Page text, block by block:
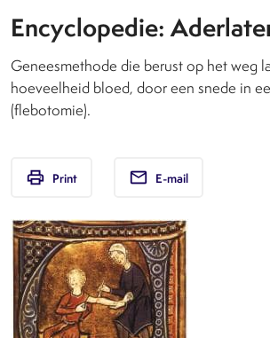
Encyclopedie:
Geneesmethode die berust op het weg
hoeveelheid bloed, door een snede in
(flebotomie).
print Print email E-mail